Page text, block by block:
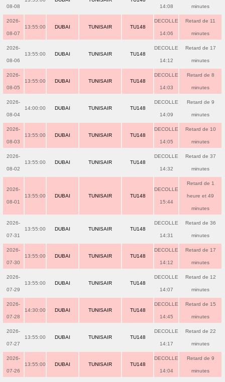
08-08 14:08 minutes
2026-
08-07
13:55:00 DUBAI TUNISAIR TU148
DECOLLE
14:06
Retard de 11
minutes
2026-
08-06
13:55:00 DUBAI TUNISAIR TU148
DECOLLE
14:12
Retard de 17
minutes
2026-
08-05
13:55:00 DUBAI TUNISAIR TU148
DECOLLE
14:03
Retard de 8
minutes
2026-
08-04
14:00:00 DUBAI TUNISAIR TU148
DECOLLE
14:09
Retard de 9
minutes
2026-
08-03
13:55:00 DUBAI TUNISAIR TU148
DECOLLE
14:05
Retard de 10
minutes
2026-
08-02
13:55:00 DUBAI TUNISAIR TU148
DECOLLE
14:32
Retard de 37
minutes
2026-
08-01
13:55:00 DUBAI TUNISAIR TU148
DECOLLE
15:44
Retard de 1
heure et 49
minutes
2026-
07-31
13:55:00 DUBAI TUNISAIR TU148
DECOLLE
14:31
Retard de 36
minutes
2026-
07-30
13:55:00 DUBAI TUNISAIR TU148
DECOLLE
14:12
Retard de 17
minutes
2026-
07-29
13:55:00 DUBAI TUNISAIR TU148
DECOLLE
14:07
Retard de 12
minutes
2026-
07-28
14:30:00 DUBAI TUNISAIR TU148
DECOLLE
14:45
Retard de 15
minutes
2026-
07-27
13:55:00 DUBAI TUNISAIR TU148
DECOLLE
14:17
Retard de 22
minutes
2026-
07-26
13:55:00 DUBAI TUNISAIR TU148
DECOLLE
14:04
Retard de 9
minutes